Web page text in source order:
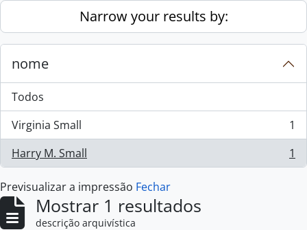
Skip to main contentNarrow your results by:
nome
Todos
Virginia Small
, 1 resultados
1
Harry M. Small
, 1 resultados 1
Previsualizar a impressão Fechar
Mostrar 1 resultados
descrição arquivística